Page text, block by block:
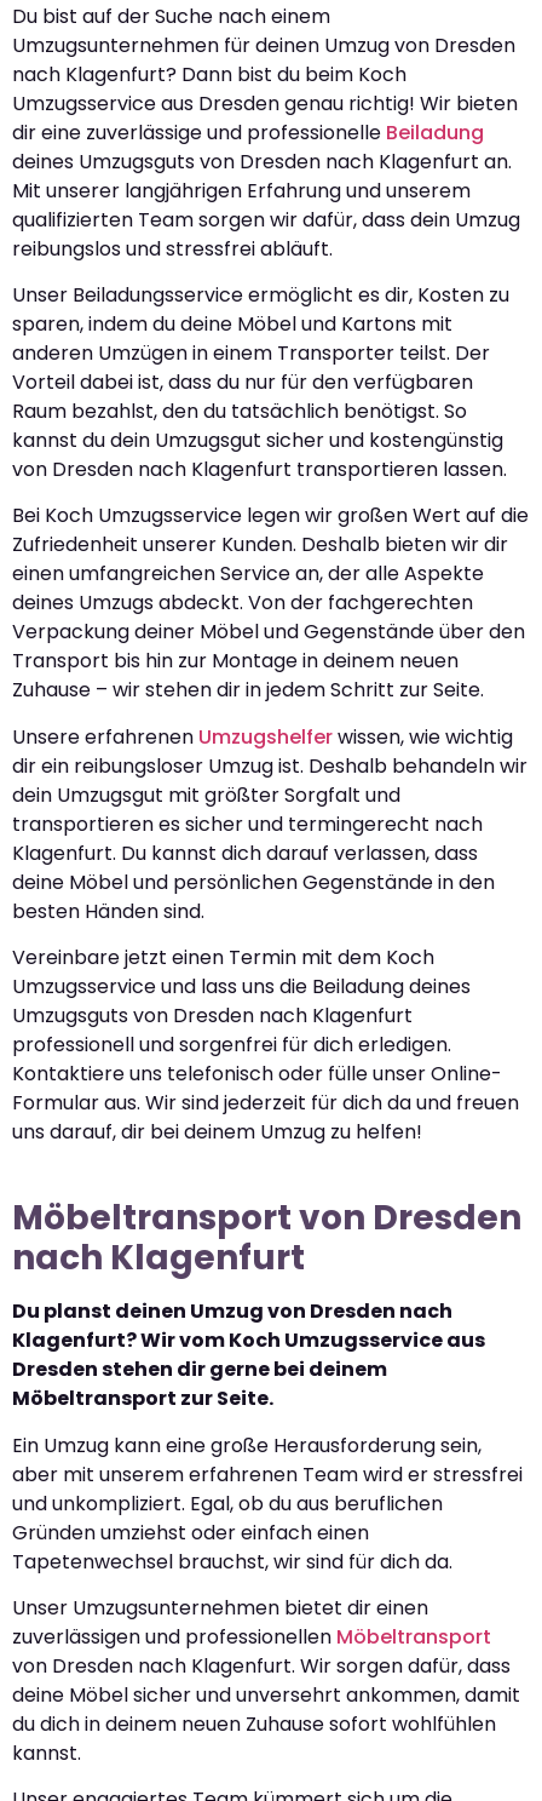
Du bist auf der Suche nach einem
Umzugsunternehmen für deinen Umzug von Dresden
nach Klagenfurt? Dann bist du beim Koch
Umzugsservice aus Dresden genau richtig! Wir bieten
dir eine zuverlässige und professionelle Beiladung
deines Umzugsguts von Dresden nach Klagenfurt an.
Mit unserer langjährigen Erfahrung und unserem
qualifizierten Team sorgen wir dafür, dass dein Umzug
reibungslos und stressfrei abläuft.
Unser Beiladungsservice ermöglicht es dir, Kosten zu
sparen, indem du deine Möbel und Kartons mit
anderen Umzügen in einem Transporter teilst. Der
Vorteil dabei ist, dass du nur für den verfügbaren
Raum bezahlst, den du tatsächlich benötigst. So
kannst du dein Umzugsgut sicher und kostengünstig
von Dresden nach Klagenfurt transportieren lassen.
Bei Koch Umzugsservice legen wir großen Wert auf die
Zufriedenheit unserer Kunden. Deshalb bieten wir dir
einen umfangreichen Service an, der alle Aspekte
deines Umzugs abdeckt. Von der fachgerechten
Verpackung deiner Möbel und Gegenstände über den
Transport bis hin zur Montage in deinem neuen
Zuhause – wir stehen dir in jedem Schritt zur Seite.
Unsere erfahrenen Umzugshelferwissen, wie wichtig
dir ein reibungsloser Umzug ist. Deshalb behandeln wir
dein Umzugsgut mit größter Sorgfalt und
transportieren es sicher und termingerecht nach
Klagenfurt. Du kannst dich darauf verlassen, dass
deine Möbel und persönlichen Gegenstände in den
besten Händen sind.
Vereinbare jetzt einen Termin mit dem Koch
Umzugsservice und lass uns die Beiladung deines
Umzugsguts von Dresden nach Klagenfurt
professionell und sorgenfrei für dich erledigen.
Kontaktiere uns telefonisch oder fülle unser Online-
Formular aus. Wir sind jederzeit für dich da und freuen
uns darauf, dir bei deinem Umzug zu helfen!
Möbeltransport von Dresden
nach Klagenfurt
Du planst deinen Umzug von Dresden nach
Klagenfurt? Wir vom Koch Umzugsservice aus
Dresden stehen dir gerne bei deinem
Möbeltransport zur Seite.
Ein Umzug kann eine große Herausforderung sein,
aber mit unserem erfahrenen Team wird er stressfrei
und unkompliziert. Egal, ob du aus beruflichen
Gründen umziehst oder einfach einen
Tapetenwechsel brauchst, wir sind für dich da.
Unser Umzugsunternehmen bietet dir einen
zuverlässigen und professionellen Möbeltransport
von Dresden nach Klagenfurt. Wir sorgen dafür, dass
deine Möbel sicher und unversehrt ankommen, damit
du dich in deinem neuen Zuhause sofort wohlfühlen
kannst.